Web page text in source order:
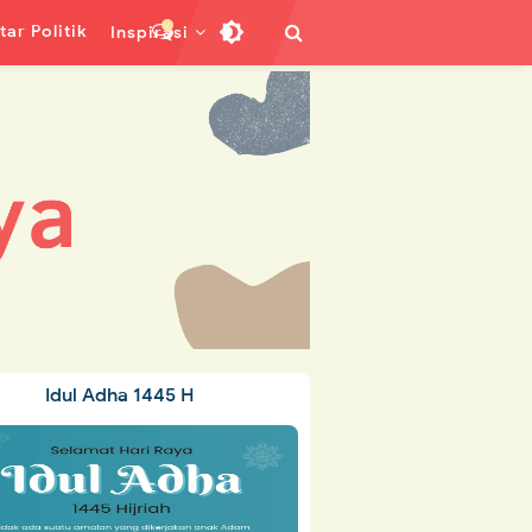
Politik Inspirasi
Idul Adha 1445 H